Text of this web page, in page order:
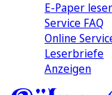
E-Paper
Service FAQ
Online
Leserbriefe
Anzeigen